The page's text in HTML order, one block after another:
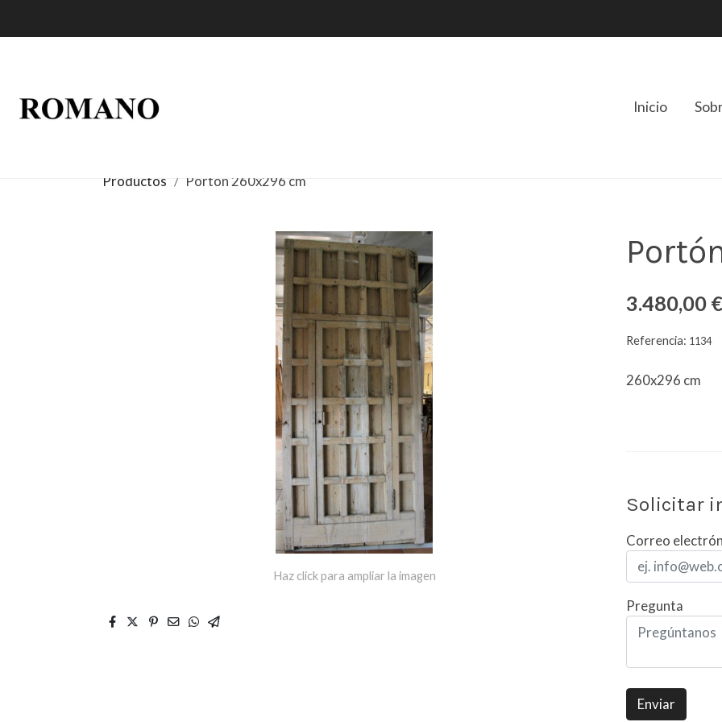
Inicio
Productos Portón 260x296 cm
Haz click para ampliar la imagen
3.480,00 €
Referencia: 1134
260x296 cm
Solicitar
Correo
Pregunta
Enviar